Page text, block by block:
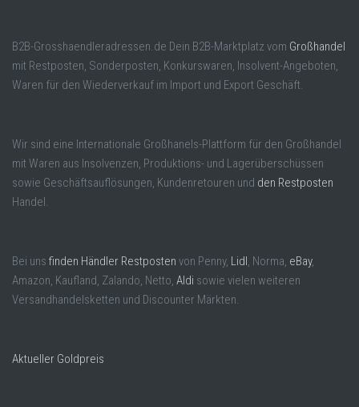
B2B-Grosshaendleradressen.de Dein B2B-Marktplatz vom Großhandel
mit Restposten, Sonderposten, Konkurswaren, Insolvent-Angeboten,
Waren für den Wiederverkauf im Import und Export Geschäft.
Wir sind eine Internationale Großhanels-Plattform für den Großhandel
mit Waren aus Insolvenzen, Produktions- und Lagerüberschüssen
sowie Geschäftsauflösungen, Kundenretouren und den Restposten
Handel.
Bei uns finden Händler Restposten von Penny, Lidl , Norma, eBay,
Amazon, Kaufland, Zalando, Netto, Aldi sowie vielen weiteren
Versandhandelsketten und Discounter Märkten.
Aktueller Goldpreis